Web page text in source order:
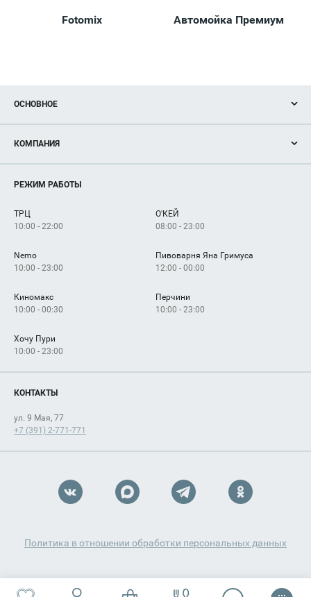
Fotomix Автомойка Премиум
ОСНОВНОЕ
Новости
Магазины
Услуги
КОМПАНИЯ
Рекламодателям
Как добраться
РЕЖИМ РАБОТЫ
ТРЦ
10:00 - 22:00
О'КЕЙ
08:00 - 23:00
Nemo
10:00 - 23:00
Пивоварня Яна Гримуса
12:00 - 00:00
Киномакс
10:00 - 00:30
Перчини
10:00 - 23:00
Хочу Пури
10:00 - 23:00
КОНТАКТЫ
ул. 9 Мая, 77
+7 (391) 2-771-771
Политика в отношении обработки персональных данных